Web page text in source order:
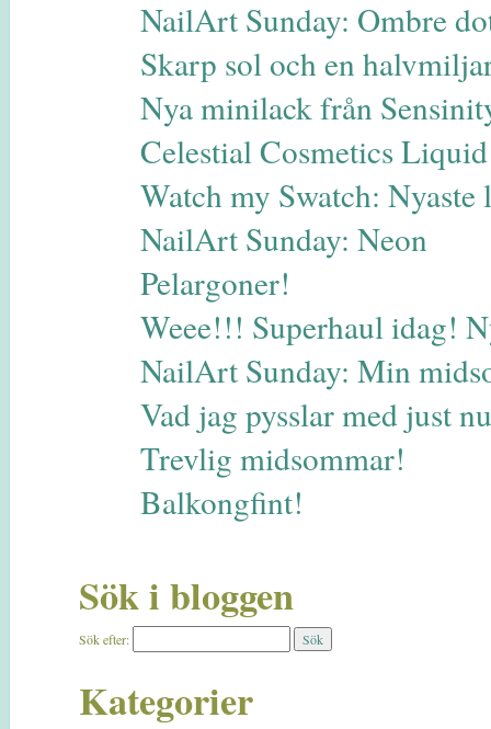
NailArt Sunday: Ombre
Skarp sol och en
Nya minilack från
Celestial Cosmetics
Watch my Swatch: Nyaste
NailArt Sunday: Neon
Pelargoner!
Weee!!! Superhaul idag!
NailArt Sunday: Min
Vad jag pysslar med just
Trevlig midsommar!
Balkongfint!
Sök i bloggen
Sök efter:
Kategorier